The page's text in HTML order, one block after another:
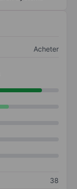
Acheter
38